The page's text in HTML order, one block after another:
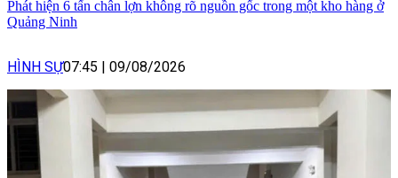
Phát hiện 6 tấn chân lợn không rõ nguồn gốc trong một kho hàng ở
Quảng Ninh
HÌNH SỰ07:45 09/08/2026